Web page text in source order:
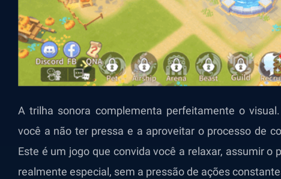
A trilha sonora complementa perfeitamente o
você a não ter pressa e a aproveitar o processo de
Este é um jogo que convida você a relaxar, assumir o
realmente especial, sem a pressão de ações